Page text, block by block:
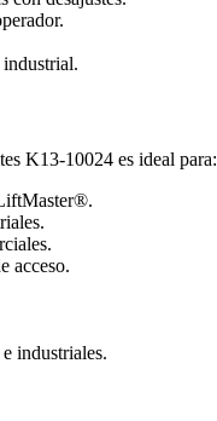
K13-10024 es ideal para:
acceso.
industriales.